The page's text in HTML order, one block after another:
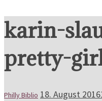
karin-
pretty-
Philly Biblio 18. August 2016